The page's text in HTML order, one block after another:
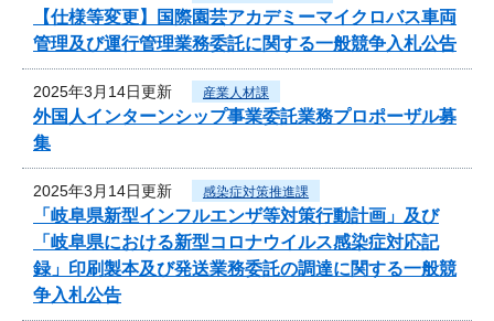
【仕様等変更】国際園芸アカデミーマイクロバス車両
管理及び運行管理業務委託に関する一般競争入札公告
2025年3月14日更新 産業人材課
外国人インターンシップ事業委託業務プロポーザル募
集
2025年3月14日更新 感染症対策推進課
「岐阜県新型インフルエンザ等対策行動計画」及び
「岐阜県における新型コロナウイルス感染症対応記
録」印刷製本及び発送業務委託の調達に関する一般競
争入札公告